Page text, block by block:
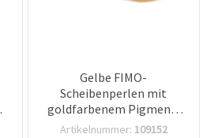
Gelbe FIMO-
Scheibenperlen mit
goldfarbenem Pigment,
6x1 mm, Loch 2 mm –
Artikelnummer: 109152